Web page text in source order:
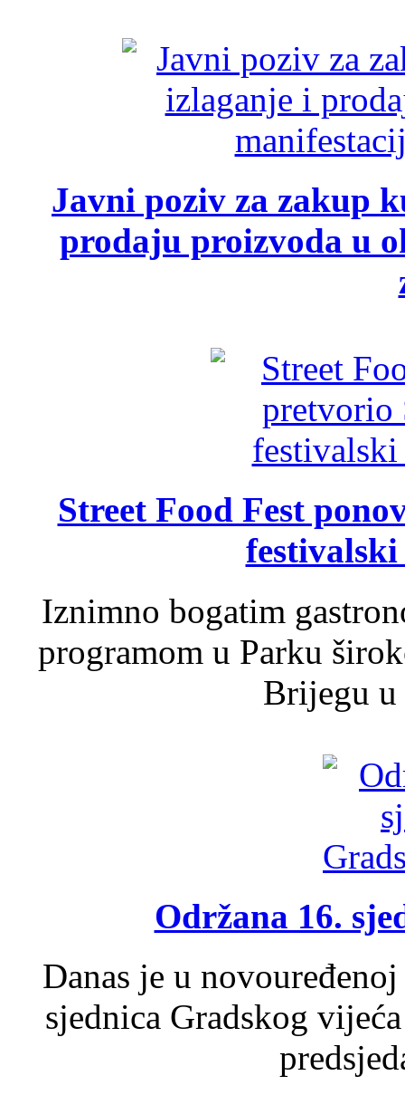
Javni poziv za zakup
prodaju proizvoda u
Street Food Fest
Iznimno bogatim
programom u Parku
Brijegu u
Održana 16.
Danas je u
sjednica Gradskog